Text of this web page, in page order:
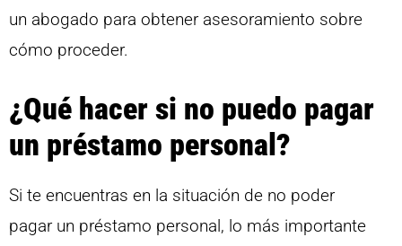
un abogado para obtener asesoramiento sobre
cómo proceder.
¿Qué hacer si no puedo pagar
un préstamo personal?
Si te encuentras en la situación de no poder
pagar un préstamo personal, lo más importante